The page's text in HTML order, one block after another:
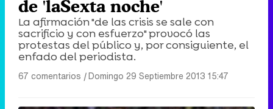
de 'laSexta noche'
La afirmación "de las crisis se sale con
sacrificio y con esfuerzo" provocó las
protestas del público y, por consiguiente, el
enfado del periodista.
67 comentarios |Domingo 29 Septiembre 2013 15:47